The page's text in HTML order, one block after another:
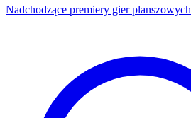
Nadchodzące premiery gier planszowych